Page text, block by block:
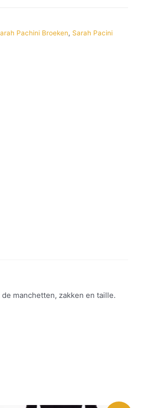
Pachini Broeken, Sarah Pacini
manchetten, zakken en taille.